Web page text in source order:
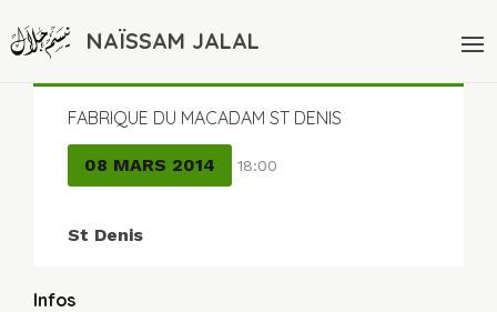
NAÏSSAM JALAL
FABRIQUE DU MACADAM ST DENIS
08 MARS 2014 18:00
St Denis
Infos